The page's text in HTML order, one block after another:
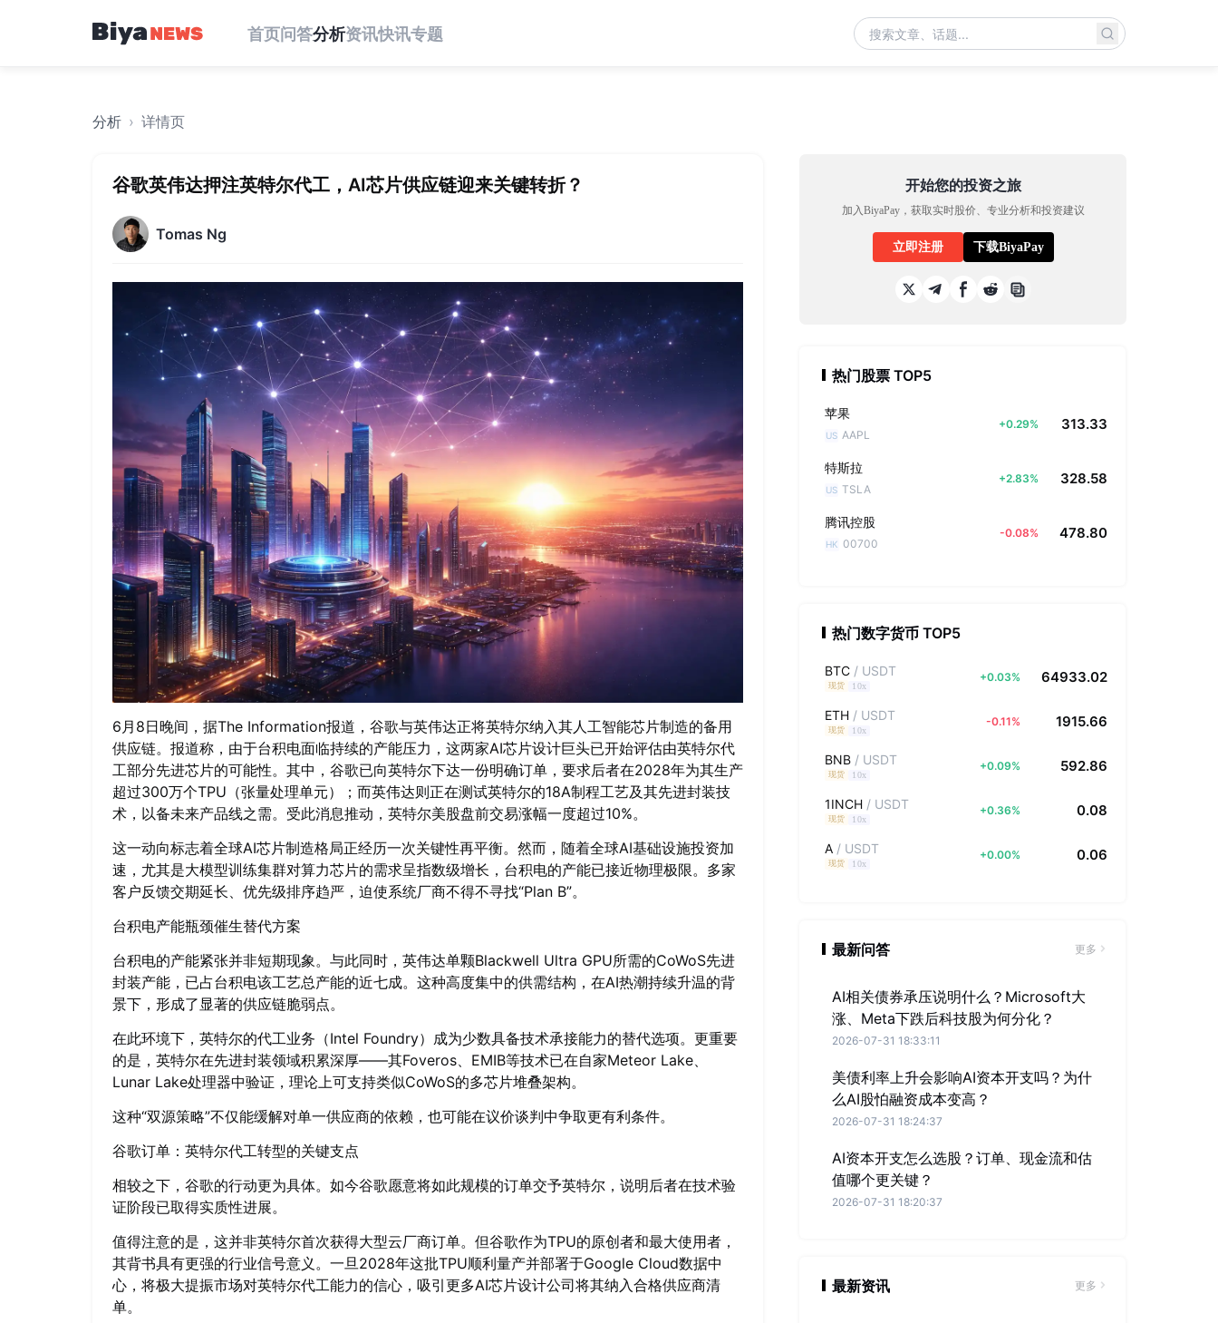
首页问答分析资讯快讯专题
分析 › 详情页
谷歌英伟达押注英特尔代工，AI芯片供应链迎来关键转折？
Tomas Ng
6月8日晚间，据The Information报道，谷歌与英伟达正将英特尔纳入其人工智能芯片制造的备用
供应链。报道称，由于台积电面临持续的产能压力，这两家AI芯片设计巨头已开始评估由英特尔代
工部分先进芯片的可能性。其中，谷歌已向英特尔下达一份明确订单，要求后者在2028年为其生产
超过300万个TPU（张量处理单元）；而英伟达则正在测试英特尔的18A制程工艺及其先进封装技
术，以备未来产品线之需。受此消息推动，英特尔美股盘前交易涨幅一度超过10%。
这一动向标志着全球AI芯片制造格局正经历一次关键性再平衡。然而，随着全球AI基础设施投资加
速，尤其是大模型训练集群对算力芯片的需求呈指数级增长，台积电的产能已接近物理极限。多家
客户反馈交期延长、优先级排序趋严，迫使系统厂商不得不寻找“Plan B”。
台积电产能瓶颈催生替代方案
台积电的产能紧张并非短期现象。与此同时，英伟达单颗Blackwell Ultra GPU所需的CoWoS先进
封装产能，已占台积电该工艺总产能的近七成。这种高度集中的供需结构，在AI热潮持续升温的背
景下，形成了显著的供应链脆弱点。
在此环境下，英特尔的代工业务（Intel Foundry）成为少数具备技术承接能力的替代选项。更重要
的是，英特尔在先进封装领域积累深厚——其Foveros、EMIB等技术已在自家Meteor Lake、
Lunar Lake处理器中验证，理论上可支持类似CoWoS的多芯片堆叠架构。
这种“双源策略”不仅能缓解对单一供应商的依赖，也可能在议价谈判中争取更有利条件。
谷歌订单：英特尔代工转型的关键支点
相较之下，谷歌的行动更为具体。如今谷歌愿意将如此规模的订单交予英特尔，说明后者在技术验
证阶段已取得实质性进展。
值得注意的是，这并非英特尔首次获得大型云厂商订单。但谷歌作为TPU的原创者和最大使用者，
其背书具有更强的行业信号意义。一旦2028年这批TPU顺利量产并部署于Google Cloud数据中
心，将极大提振市场对英特尔代工能力的信心，吸引更多AI芯片设计公司将其纳入合格供应商清
单。
开始您的投资之旅
加入BiyaPay，获取实时股价、专业分析和投资建议
立即注册 下载BiyaPay
热门股票 TOP5
苹果
US AAPL
+0.29% 313.33
特斯拉
US TSLA
+2.83% 328.58
腾讯控股
HK 00700
-0.08% 478.80
热门数字货币 TOP5
BTC / USDT
现货 10x
+0.03% 64933.02
ETH / USDT
现货 10x
-0.11% 1915.66
BNB / USDT
现货 10x
+0.09% 592.86
1INCH / USDT
现货 10x
+0.36% 0.08
A / USDT
现货 10x
+0.00% 0.06
最新问答 更多
AI相关债券承压说明什么？Microsoft大
涨、Meta下跌后科技股为何分化？
2026-07-31 18:33:11
美债利率上升会影响AI资本开支吗？为什
么AI股怕融资成本变高？
2026-07-31 18:24:37
AI资本开支怎么选股？订单、现金流和估
值哪个更关键？
2026-07-31 18:20:37
最新资讯 更多